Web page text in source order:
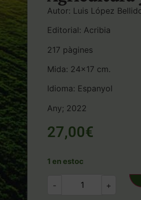
Autor: Luis López
Editorial: Acribia
217 pàgines
Mida: 24×17 cm.
Idioma: Espanyol
Any; 2022
27,00€
1 en estoc
- +